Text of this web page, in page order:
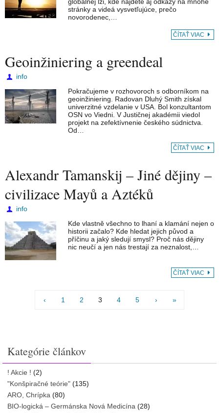
stránky a videá vysvetľujúce, prečo
novorodenec,…
ČÍTAŤ VIAC
Geoinžiniering a greendeal
info
Pokračujeme v rozhovoroch s odborníkom na
geoinžiniering. Radovan Dluhý Smith získal
univerzitné vzdelanie v USA. Bol konzultantom
OSN vo Viedni. V Justičnej akadémii viedol
projekt na zefektívnenie českého súdnictva.
Od…
ČÍTAŤ VIAC
Alexandr Tamanskij – Jiné dějiny –
civilizace Mayů a Aztéků
info
Kde vlastně všechno to lhaní a klamání nejen o
historii začalo? Kde hledat jejich původ a
příčinu a jaký sledují smysl? Proč nás dějiny
nic neučí a jen nás trestají za neznalost,…
ČÍTAŤ VIAC
‹ 1 2 3 4 5 › »
Kategórie článkov
! Akcie ! (2)
"Konšpiračné teórie" (135)
ARO, Chrípka (80)
BIO-logická – Germánska Nová Medicína (28)